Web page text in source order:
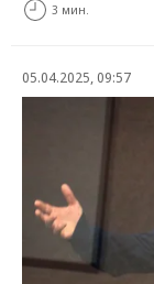
3 мин.
05.04.2025, 09:57